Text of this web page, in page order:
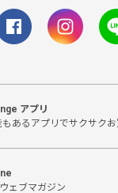
アプリ
もあるアプリでサクサク
ェブマガジン